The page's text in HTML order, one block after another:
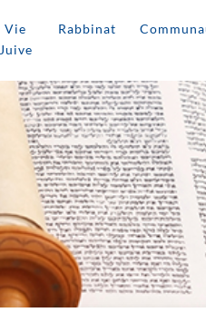
Vie
Juive
Rabbinat